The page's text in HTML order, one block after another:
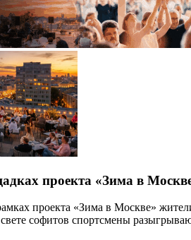
проекта «Зима в
проекта «Зима в Москве»
софитов спортсмены